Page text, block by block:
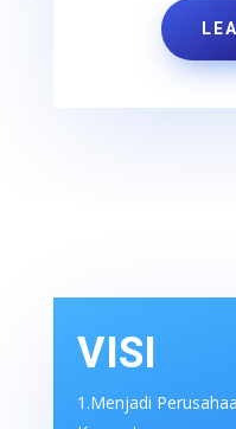
VISI
1.Menjadi